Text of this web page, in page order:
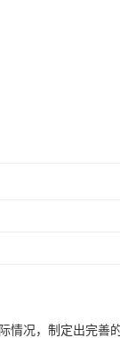
情况，制定出完善